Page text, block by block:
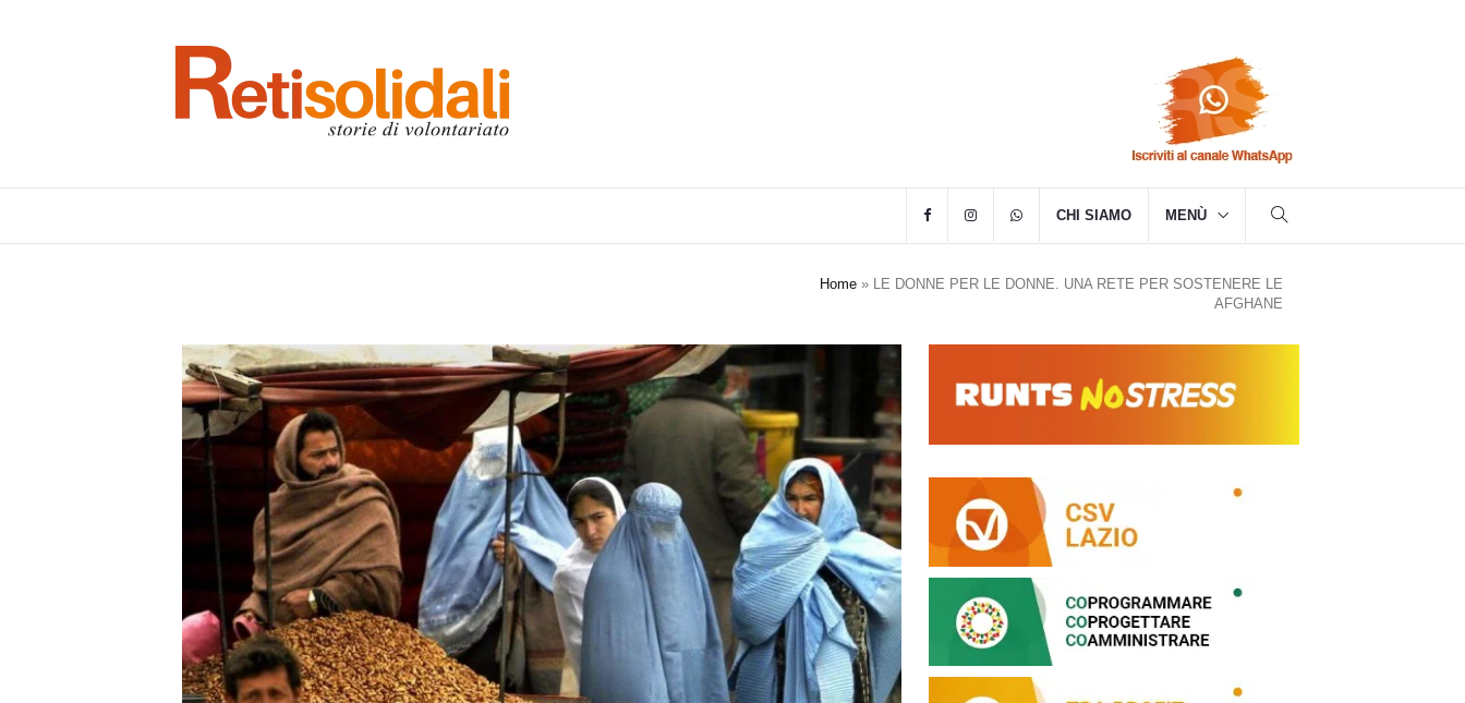
CHI SIAMO MENÙ
Home » LE DONNE PER LE DONNE. UNA RETE PER SOSTENERE LE
AFGHANE